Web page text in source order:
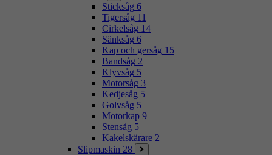
Sticksåg 6
Tigersåg 11
Cirkelsåg 14
Sänksåg 6
Kap och gersåg 15
Bandsåg 2
Klyvsåg 5
Motorsåg 3
Kedjesåg 5
Golvsåg 5
Motorkap 9
Stensåg 5
Kakelskärare 2
Slipmaskin 28